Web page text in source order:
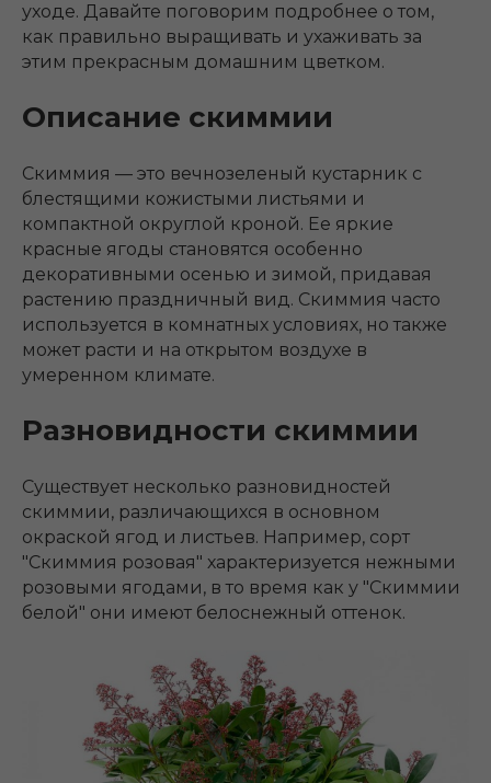
уходе. Давайте поговорим подробнее о том,
как правильно выращивать и ухаживать за
этим прекрасным домашним цветком.
Описание скиммии
Скиммия — это вечнозеленый кустарник с
блестящими кожистыми листьями и
компактной округлой кроной. Ее яркие
красные ягоды становятся особенно
декоративными осенью и зимой, придавая
растению праздничный вид. Скиммия часто
используется в комнатных условиях, но также
может расти и на открытом воздухе в
умеренном климате.
Разновидности скиммии
Существует несколько разновидностей
скиммии, различающихся в основном
окраской ягод и листьев. Например, сорт
"Скиммия розовая" характеризуется нежными
розовыми ягодами, в то время как у "Скиммии
белой" они имеют белоснежный оттенок.